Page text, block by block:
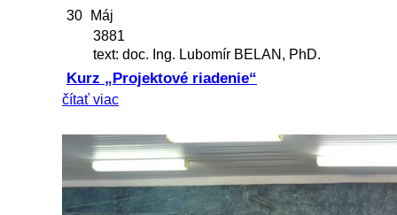
30
Máj
3881
text: doc. Ing. Lubomír BELAN, PhD.
Kurz „Projektové riadenie“
čítať viac